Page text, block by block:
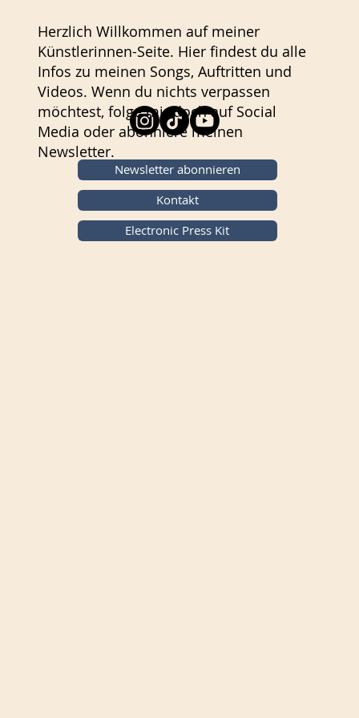
Herzlich Willkommen auf meiner
Künstlerinnen-Seite. Hier findest du alle
Infos zu meinen Songs, Auftritten und
Videos. Wenn du nichts verpassen
möchtest, folge mir doch auf Social
Media oder abonniere meinen
Newsletter.
Newsletter abonnieren
Kontakt
Electronic Press Kit